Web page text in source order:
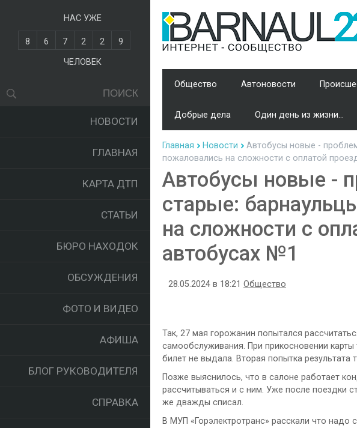
НАС УЖЕ
8 6 7 2 2
9
ЧЕЛОВЕК
НОВОСТИ
ГЛАВНАЯ
КАРТА ДТП
СТАТЬИ
БЮРО НАХОДОК
ОБСУЖДЕНИЯ
ФОТО И ВИДЕО
АФИША
БЛОГ РУКОВОДИТЕЛЯ
СПРАВКА
Общество Автоновости
Добрые дела Один день из жизни...
Главная Новости
Автобусы новые -
пожаловались на сложности с оплатой
Автобусы новые -
старые:
на сложности с
автобусах №1
28.05.2024 в 18:21 Общество
Так, 27 мая горожанин попытался
самообслуживания. При прикосновении карты
билет не выдала. Вторая попытка результата
Позже выяснилось, что в салоне работает
рассчитываться и с ним. Уже после поездки
же дважды списал.
В МУП «Горэлектротранс» расскали что надо